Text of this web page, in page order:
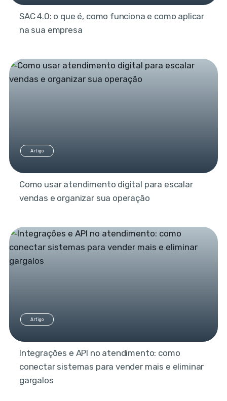
SAC 4.0: o que é, como funciona e como aplicar
na sua empresa
Artigo
Como usar atendimento digital para escalar
vendas e organizar sua operação
Artigo
Integrações e API no atendimento: como
conectar sistemas para vender mais e eliminar
gargalos